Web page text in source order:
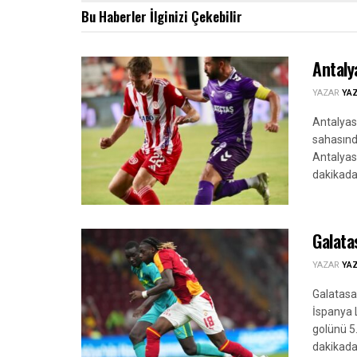
Bu Haberler İlginizi Çekebilir
YAZAR
YAZAR
İspanya
golünü